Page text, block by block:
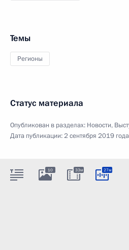
Темы
Регионы
Статус материала
Опубликован в разделах: Новости,
Дата публикации:2 сентября 2019
10 33м 27м